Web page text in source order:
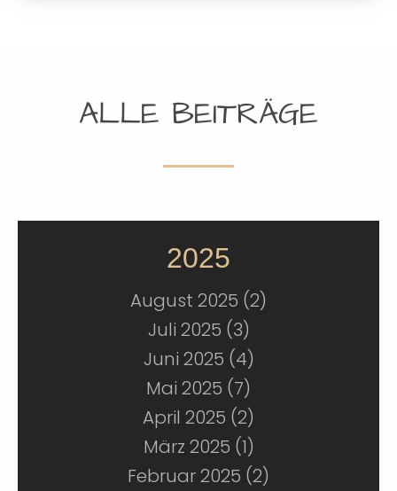
ALLE BEITRÄGE
2025
August 2025 (2)
Juli 2025 (3)
Juni 2025 (4)
Mai 2025 (7)
April 2025 (2)
März 2025 (1)
Februar 2025 (2)